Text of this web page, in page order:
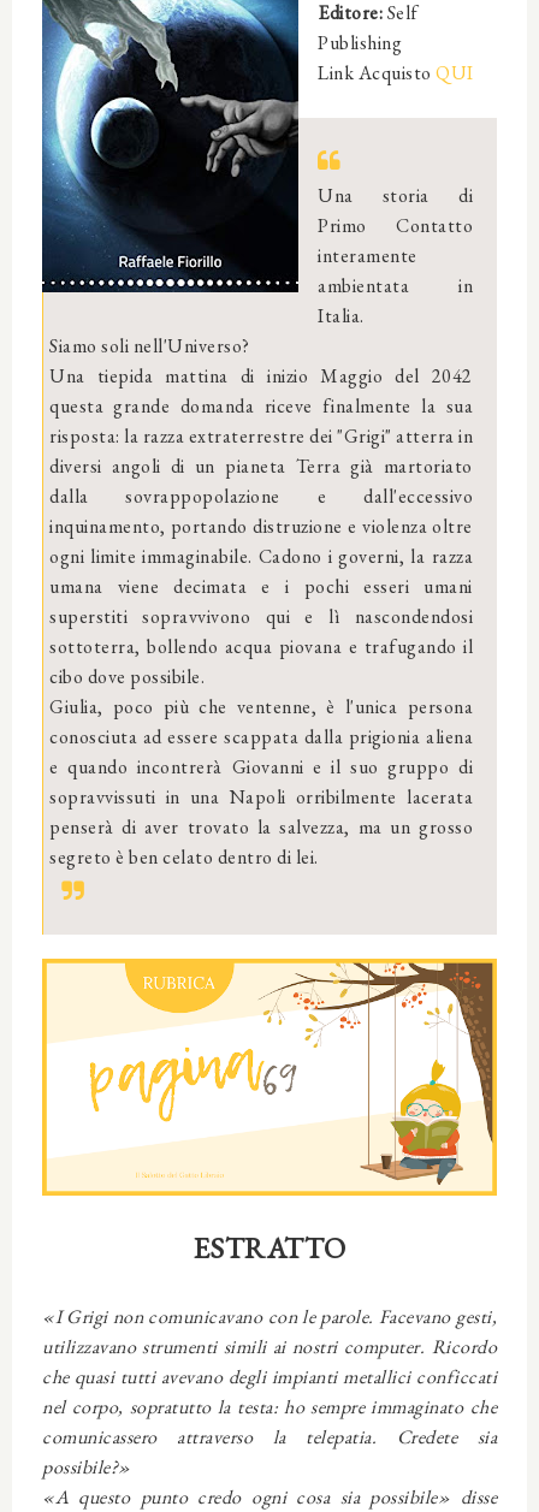
Editore:Self
Publishing
Link Acquisto QUI
Una storia di
Primo Contatto
interamente
ambientata in
Italia.
Siamo soli nell'Universo?
Una tiepida mattina di inizio Maggio del 2042
questa grande domanda riceve finalmente la sua
risposta: la razza extraterrestre dei "Grigi" atterra in
diversi angoli di un pianeta Terra già martoriato
dalla sovrappopolazione e dall'eccessivo
inquinamento, portando distruzione e violenza oltre
ogni limite immaginabile. Cadono i governi, la razza
umana viene decimata e i pochi esseri umani
superstiti sopravvivono qui e lì nascondendosi
sottoterra, bollendo acqua piovana e trafugando il
cibo dove possibile.
Giulia, poco più che ventenne, è l'unica persona
conosciuta ad essere scappata dalla prigionia aliena
e quando incontrerà Giovanni e il suo gruppo di
sopravvissuti in una Napoli orribilmente lacerata
penserà di aver trovato la salvezza, ma un grosso
segreto è ben celato dentro di lei.
ESTRATTO
«I Grigi non comunicavano con le parole. Facevano gesti,
utilizzavano strumenti simili ai nostri computer. Ricordo
che quasi tutti avevano degli impianti metallici conficcati
nel corpo, sopratutto la testa: ho sempre immaginato che
comunicassero attraverso la telepatia. Credete sia
possibile?»
«A questo punto credo ogni cosa sia possibile» disse